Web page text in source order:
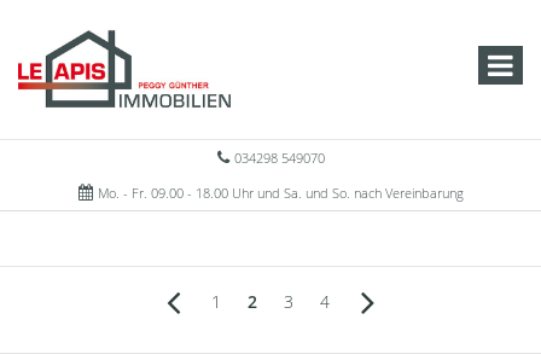
034298 549070
Mo. - Fr. 09.00 - 18.00 Uhr und Sa. und So. nach Vereinbarung
1 2 3 4